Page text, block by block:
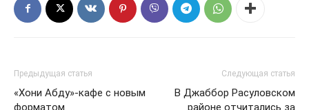
Предыдущая статья
«Хони Абду»-кафе с новым
форматом
Следующая статья
В Джаббор Расуловском
районе отчитались за